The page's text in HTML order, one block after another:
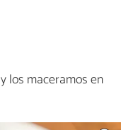
y los maceramos en